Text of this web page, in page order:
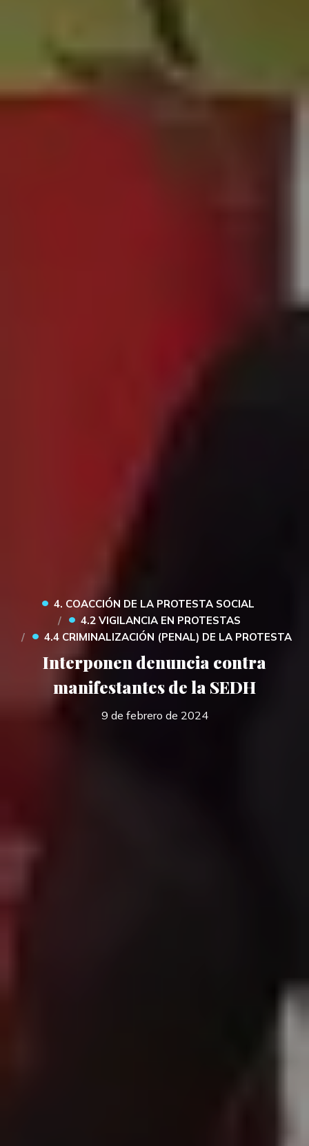
• 4. COACCIÓN DE LA PROTESTA SOCIAL
• 4.2 VIGILANCIA EN PROTESTAS
• 4.4 CRIMINALIZACIÓN (PENAL) DE LA PROTESTA
Interponen denuncia contra
manifestantes de la SEDH
9 de febrero de 2024